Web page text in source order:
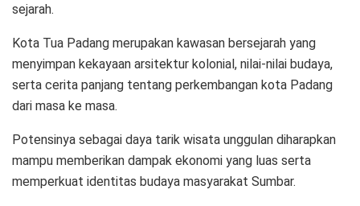
sejarah.
Kota Tua Padang merupakan kawasan bersejarah yang
menyimpan kekayaan arsitektur kolonial, nilai-nilai budaya,
serta cerita panjang tentang perkembangan kota Padang
dari masa ke masa.
Potensinya sebagai daya tarik wisata unggulan diharapkan
mampu memberikan dampak ekonomi yang luas serta
memperkuat identitas budaya masyarakat Sumbar.